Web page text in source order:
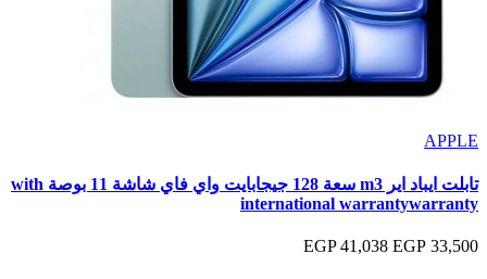
APPLE
تابلت ايباد اير m3 سعة 128 جيجابايت واي فاي شاشة 11 بوصة with
international warrantywarranty
33,500 EGP
41,038 EGP